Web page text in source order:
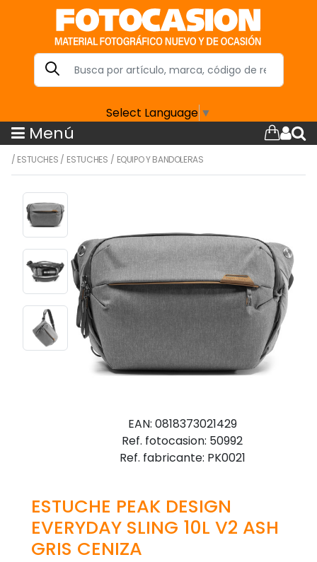
Select Language ▼
Menú
/ ESTUCHES / ESTUCHES / EQUIPO Y BANDOLERAS
EAN: 0818373021429
Ref. fotocasion: 50992
Ref. fabricante: PK0021
ESTUCHE PEAK DESIGN
EVERYDAY SLING 10L V2 ASH
GRIS CENIZA